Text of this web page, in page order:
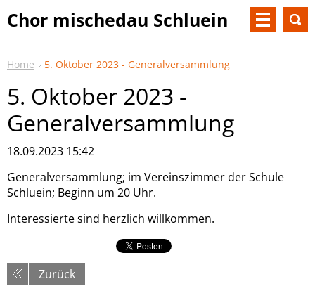
Chor mischedau Schluein
Home 5. Oktober 2023 - Generalversammlung
5. Oktober 2023 -
Generalversammlung
18.09.2023 15:42
Generalversammlung; im Vereinszimmer der Schule
Schluein; Beginn um 20 Uhr.
Interessierte sind herzlich willkommen.
Zurück